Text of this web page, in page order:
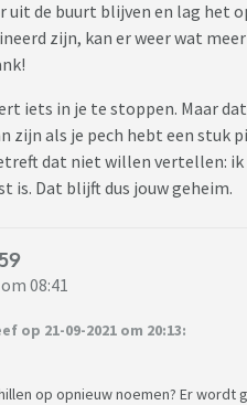
uit de buurt blijven en lag het
zijn, kan er weer wat
iets in je te stoppen. Maar
zijn als je pech hebt een
dat niet willen vertellen: ik
is. Dat blijft dus jouw geheim.
om 08:41
op 21-09-2021 om 20:13:
op opnieuw noemen? Er